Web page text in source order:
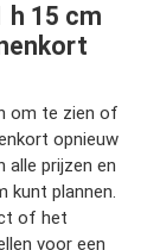
h 15 cm
om te zien of
opnieuw
alle prijzen en
kunt plannen.
of het
voor een